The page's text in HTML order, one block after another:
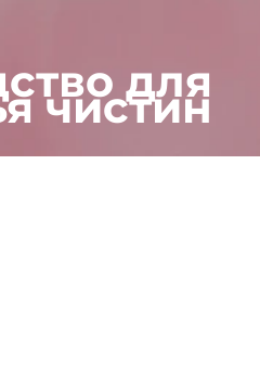
для
чистин